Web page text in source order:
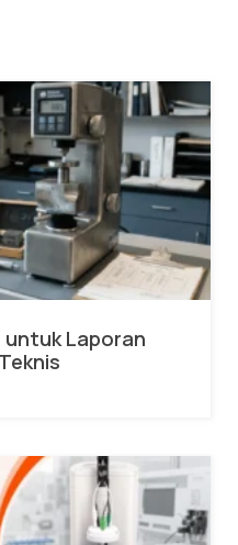
untuk Laporan